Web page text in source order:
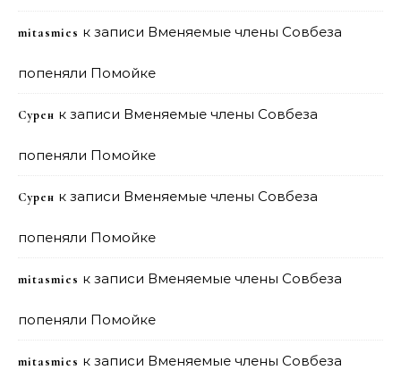
mitasmies к записи Вменяемые члены Совбеза
попеняли Помойке
Сурен к записи Вменяемые члены Совбеза
попеняли Помойке
Сурен к записи Вменяемые члены Совбеза
попеняли Помойке
mitasmies к записи Вменяемые члены Совбеза
попеняли Помойке
mitasmies к записи Вменяемые члены Совбеза